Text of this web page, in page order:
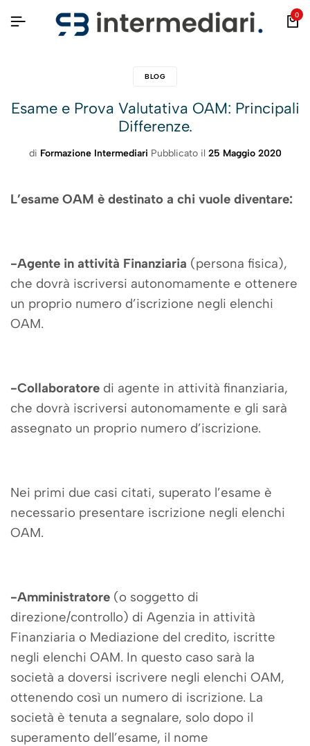
0
BLOG
Esame e Prova Valutativa OAM: Principali
Differenze.
di Formazione Intermediari Pubblicato il 25 Maggio 2020
L’esame OAM è destinato a chi vuole diventare:
-Agente in attività Finanziaria (persona fisica),
che dovrà iscriversi autonomamente e ottenere
un proprio numero d’iscrizione negli elenchi
OAM.
-Collaboratore di agente in attività finanziaria,
che dovrà iscriversi autonomamente e gli sarà
assegnato un proprio numero d’iscrizione.
Nei primi due casi citati, superato l’esame è
necessario presentare iscrizione negli elenchi
OAM.
-Amministratore (o soggetto di
direzione/controllo) di Agenzia in attività
Finanziaria o Mediazione del credito, iscritte
negli elenchi OAM. In questo caso sarà la
società a doversi iscrivere negli elenchi OAM,
ottenendo così un numero di iscrizione. La
società è tenuta a segnalare, solo dopo il
superamento dell’esame, il nome